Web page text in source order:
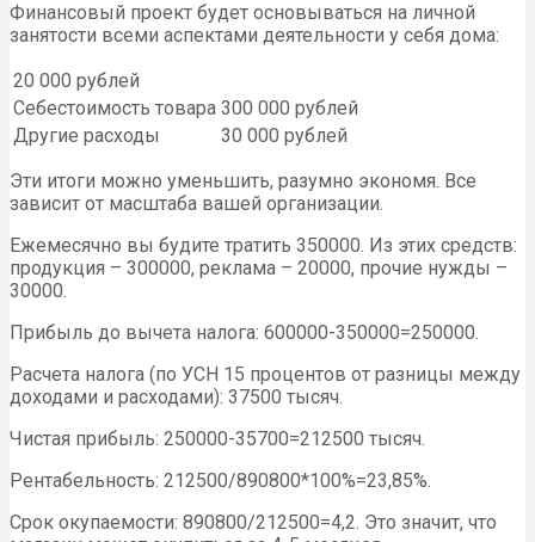
Финансовый проект будет основываться на личной
занятости всеми аспектами деятельности у себя дома:
20 000 рублей
Себестоимость товара 300 000 рублей
Другие расходы
30 000 рублей
Эти итоги можно уменьшить, разумно экономя. Все
зависит от масштаба вашей организации.
Ежемесячно вы будите тратить 350000. Из этих средств:
продукция – 300000, реклама – 20000, прочие нужды –
30000.
Прибыль до вычета налога: 600000-350000=250000.
Расчета налога (по УСН 15 процентов от разницы между
доходами и расходами): 37500 тысяч.
Чистая прибыль: 250000-35700=212500 тысяч.
Рентабельность: 212500/890800*100%=23,85%.
Срок окупаемости: 890800/212500=4,2. Это значит, что